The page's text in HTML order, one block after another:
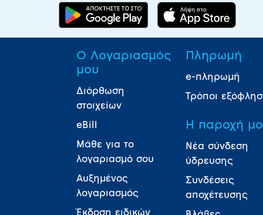
Ο Λογαριασμός
μου
Διόρθωση
στοιχείων
eBill
Μάθε για το
λογαριασμό σου
Αυξημένος
λογαριασμός
Πληρωμή
e-πληρωμή
Τρόποι
Η παροχή
Νέα σύνδεση
ύδρευσης
Συνδέσεις
αποχέτευσης